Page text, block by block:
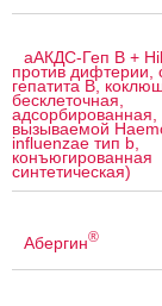
аАКДС-Геп B +
против дифтерии,
гепатита B,
бесклеточная,
вызываемой
influenzae тип b,
конъюгированная
синтетическая)
Абергин®